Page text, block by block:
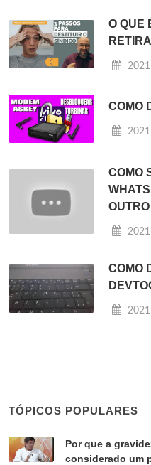
O QUE
COMO
COMO
COMO
TÓPICOS POPULARES
Por que a
considerado um